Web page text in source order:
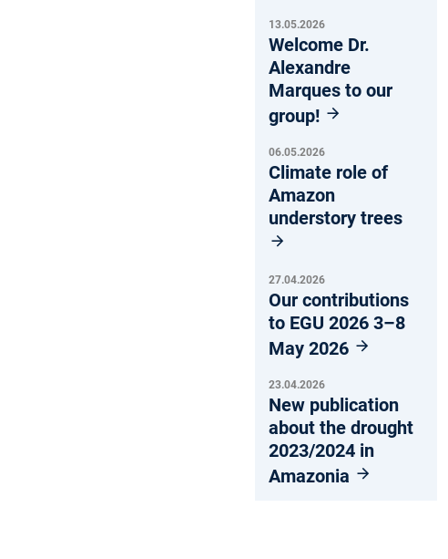
13.05.2026
Welcome Dr.
Alexandre
Marques to our
group!
06.05.2026
Climate role of
Amazon
understory trees
27.04.2026
Our contributions
to EGU 2026 3–8
May 2026
23.04.2026
New publication
about the drought
2023/2024 in
Amazonia